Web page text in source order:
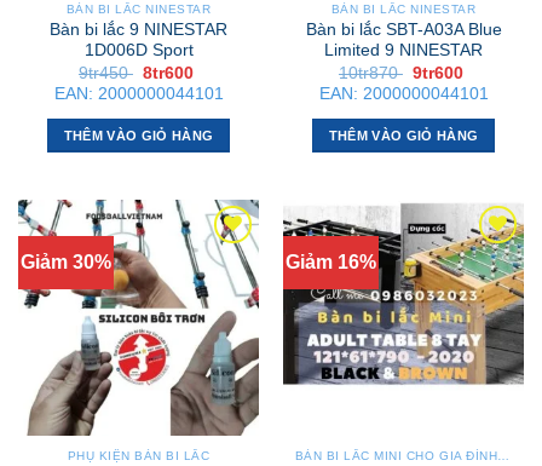
được
chọn
trên
trang
sản
phẩm
trên
trang
phẩm
BÀN BI LẮC NINESTAR
Bàn bi lắc 9 NINESTAR
1D006D Sport
9tr450 Giá
gốc
là:
9tr450 .
8tr600
hiện
tại
là:
8tr600 .
EAN: 2000000044101
THÊM VÀO GIỎ HÀNG
BÀN BI LẮC NINESTAR
Bàn bi lắc SBT-A03A Blue
Limited 9 NINESTAR
10tr870 Giá
gốc
là:
10tr870 .
9tr600
hiện
tại
là:
9tr600 .
EAN: 2000000044101
THÊM VÀO GIỎ HÀNG
Giảm 30%
PHỤ KIỆN BÀN BI LẮC
Giảm 16%